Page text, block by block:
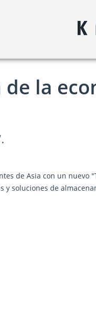
la
de Asia con un nuevo
y soluciones de